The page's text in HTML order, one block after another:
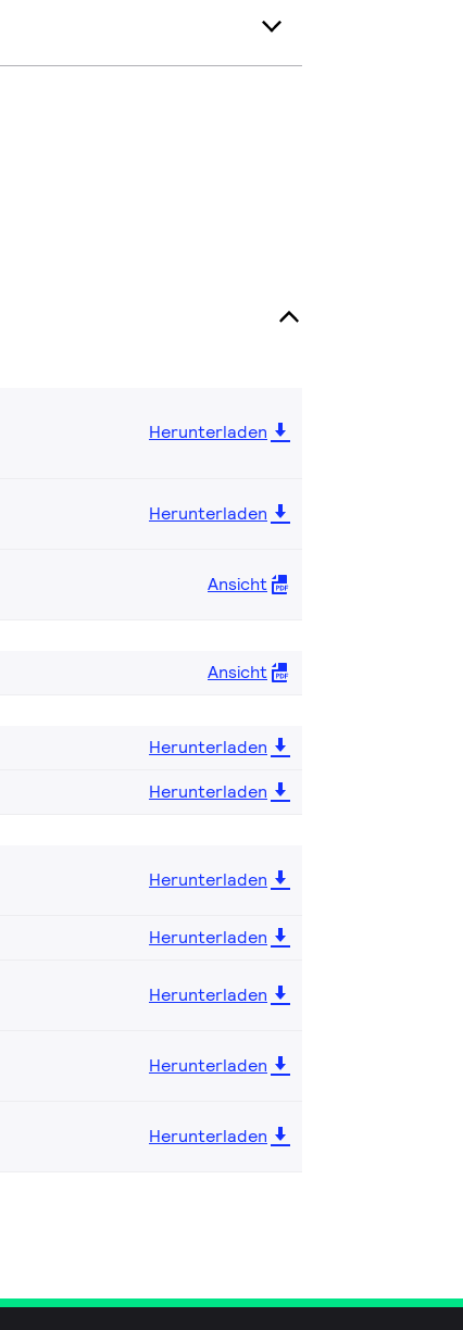
Herunterladen
Herunterladen
Ansicht
Ansicht
Herunterladen
Herunterladen
Herunterladen
Herunterladen
Herunterladen
Herunterladen
Herunterladen